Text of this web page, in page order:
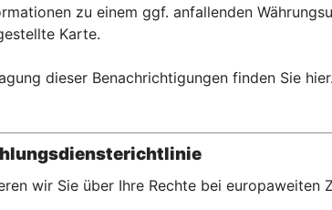
zu einem ggf. anfallenden
Karte.
dieser Benachrichtigungen finden Sie hier.
wir Sie über Ihre Rechte bei europaweiten